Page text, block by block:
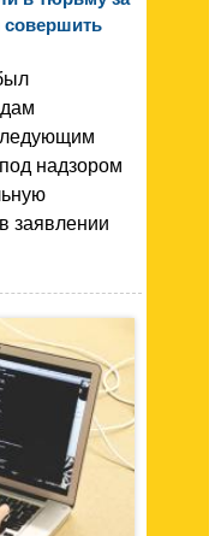
надзором
заявлении